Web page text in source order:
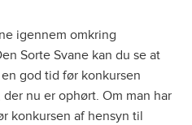
igennem omkring
Sorte Svane kan du se at
god tid før konkursen
nu er ophørt. Om man har
konkursen af hensyn til